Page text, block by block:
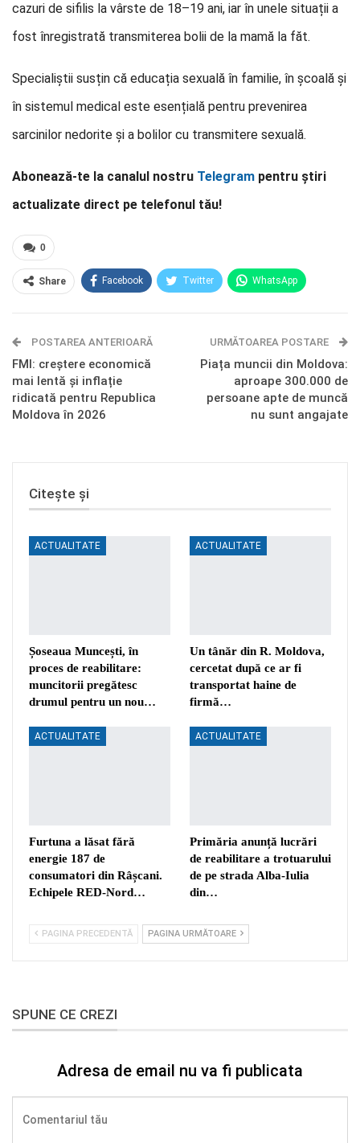
cazuri de sifilis la vârste de 18–19 ani, iar în unele situații a
fost înregistrată transmiterea bolii de la mamă la făt.
Specialiștii susțin că educația sexuală în familie, în școală și
în sistemul medical este esențială pentru prevenirea
sarcinilor nedorite și a bolilor cu transmitere sexuală.
Abonează-te la canalul nostru Telegram pentru știri
actualizate direct pe telefonul tău!
0
Share Facebook Twitter WhatsApp
Telegram OK.ru
POSTAREA ANTERIOARĂ
FMI: creștere economică
mai lentă și inflație
ridicată pentru Republica
Moldova în 2026
URMĂTOAREA POSTARE
Piața muncii din Moldova:
aproape 300.000 de
persoane apte de muncă
nu sunt angajate
Citește și
ACTUALITATE
Șoseaua Muncești, în
proces de reabilitare:
muncitorii pregătesc
drumul pentru un nou…
ACTUALITATE
Un tânăr din R. Moldova,
cercetat după ce ar fi
transportat haine de
firmă…
ACTUALITATE
Furtuna a lăsat fără
energie 187 de
consumatori din Râșcani.
Echipele RED-Nord…
ACTUALITATE
Primăria anunță lucrări
de reabilitare a trotuarului
de pe strada Alba-Iulia
din…
PAGINA PRECEDENTĂ PAGINA URMĂTOARE
SPUNE CE CREZI
Adresa de email nu va fi publicata